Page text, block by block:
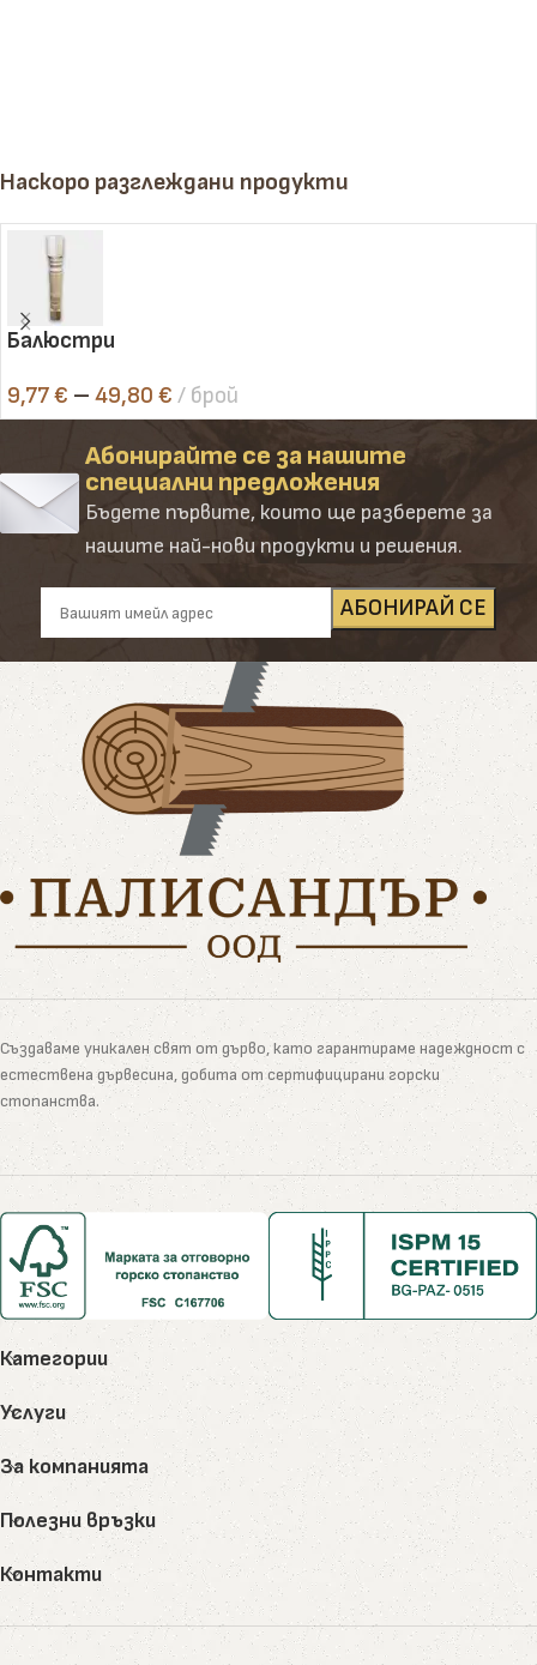
Наскоро разглеждани продукти
Балюстри
9,77€ – 49,80 € брой
Абонирайте се за нашите
специални предложения
Бъдете първите, които ще разберете за
нашите най-нови продукти и решения.
Създаваме уникален свят от дърво, като гарантираме надеждност с
естествена дървесина, добита от сертифицирани горски
стопанства.
Категории
Услуги
За компанията
Полезни връзки
Контакти